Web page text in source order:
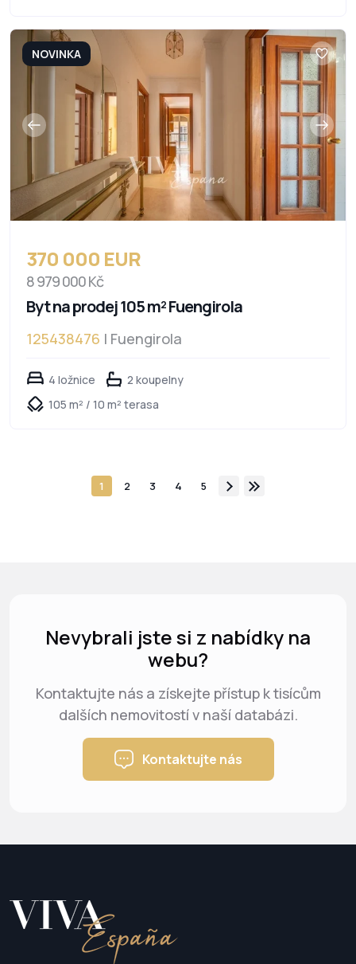
NOVINKA
370 000 EUR
8 979 000 Kč
Byt na prodej 105 m² Fuengirola
125438476 | Fuengirola
4 ložnice
2 koupelny
105 m² / 10 m² terasa
1 2 3 4 5
Nevybrali jste si z nabídky na
webu?
Kontaktujte nás a získejte přístup k tisícům
dalších nemovitostí v naší databázi.
Kontaktujte nás